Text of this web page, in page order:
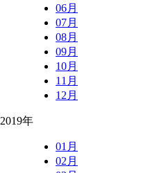
06月
07月
08月
09月
10月
11月
12月
2019年
01月
02月